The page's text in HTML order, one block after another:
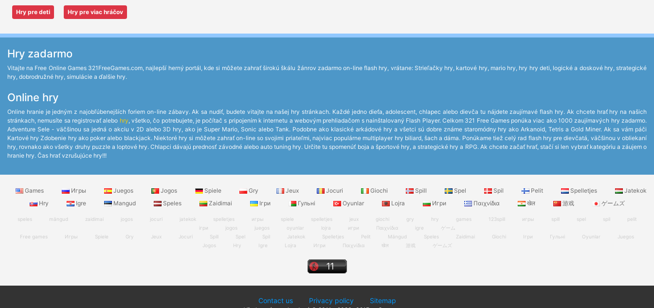
Hry pre deti Hry pre viac hráčov
Hry zadarmo
Vitajte na Free Online Games 321FreeGames.com, najlepší herný portál, kde si môžete zahrať širokú škálu žánrov zadarmo on-line flash hry, vrátane: Strieľačky hry, kartové hry, mario hry, hry hry deti, logické a doskové hry, strategické
hry, dobrodružné hry, simulácie a ďalšie hry.
Online hry
Online hranie je jedným z najobľúbenejších foriem on-line zábavy. Ak sa nudiť, budete vitajte na našej hry stránkach. Každé jedno dieťa, adolescent, chlapec alebo dievča tu nájdete zaujímavé flash hry. Ak chcete hrať hry na našich
stránkach, nemusíte sa registrovať alebo hry , všetko, čo potrebujete, je počítač s pripojením k internetu a webovým prehliadačom s nainštalovaný Flash Player. Celkom 321 Free Games ponúka viac ako 1000 zaujímavých hry zadarmo.
Adventure Sele - väčšinou sa jedná o akciu v 2D alebo 3D hry, ako je Super Mario, Sonic alebo Tank. Podobne ako klasické arkádové hry a všetci sú dobre známe staromódny hry ako Arkanoid, Tetris a Gold Miner. Ak sa vám páči
Kartové hry Zdobenie hry ako poker alebo blackjack. Niektoré hry si môžete zahrať on-line so svojimi priateľmi, najviac populárne multiplayer hry biliard, šach a dáma. Ponúkame tiež celý rad flash hry pre dievčatá, väčšinou v obliekaní
hry, rovnako ako všetky druhy puzzle a loptové hry. Chlapci dávajú prednosť závodné alebo auto tuning hry. Určite tu spomenúť boja a športové hry, a strategické hry a RPG. Ak chcete začať hrať, stačí si len vybrať kategóriu a záujem o
hranie hry. Čas hrať vzrušujúce hry!!!
Games Игры Juegos Jogos Spiele Gry Jeux Jocuri Giochi Spill Spel Spil Pelit Spelletjes
Jatekok
Hry
Igre Mangud Speles Zaidimai Ігри Гульні Oyunlar Lojra Игри Παιχνίδια खेल 游戏 ゲームズ
speles mängud zaidimai jogos jocuri jatekok spelletjes игры spiele spelletjes jeux giochi gry hry games 123spill игры spill spel spil
pelit
ігри
jogos juegos oyunlar lojra игри Παιχνίδια igre
ゲーム
Free games
Игры Spiele Gry Jeux Jocuri Spill Spel Spil Jatekok Spelletjes Pelit Mängud Speles Zaidimai Giochi Ігри Гульні Oyunlar
Juegos
Jogos
Hry Igre Lojra Игри Παιχνίδια खेल 游戏 ゲームズ
Contact us Privacy policy Sitemap